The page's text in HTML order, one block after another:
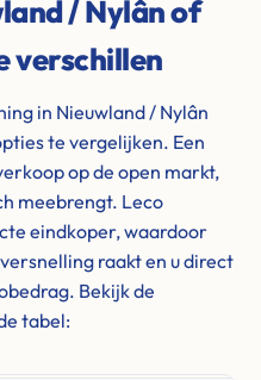
/ Nylân of
verschillen
in Nieuwland / Nylân
te vergelijken. Een
op de open markt,
meebrengt. Leco
eindkoper, waardoor
raakt en u direct
Bekijk de
tabel: